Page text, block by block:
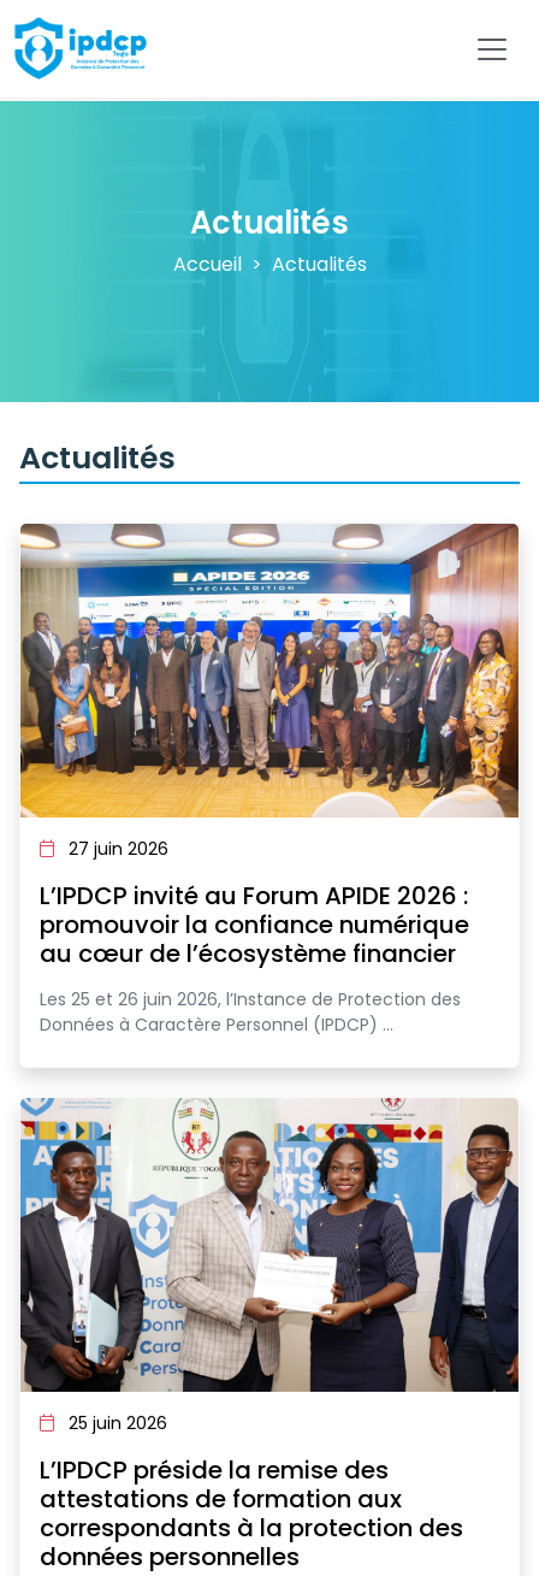
IPDCP
Actualités
Accueil Actualités
Actualités
27 juin 2026
L’IPDCP invité au Forum APIDE 2026 :
promouvoir la confiance numérique
au cœur de l’écosystème financier
Les 25 et 26 juin 2026, l’Instance de Protection des
Données à Caractère Personnel (IPDCP) ...
25 juin 2026
L’IPDCP préside la remise des
attestations de formation aux
correspondants à la protection des
données personnelles